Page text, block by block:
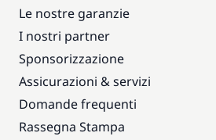
Le nostre garanzie
I nostri partner
Sponsorizzazione
Assicurazioni & servizi
Domande frequenti
Rassegna Stampa